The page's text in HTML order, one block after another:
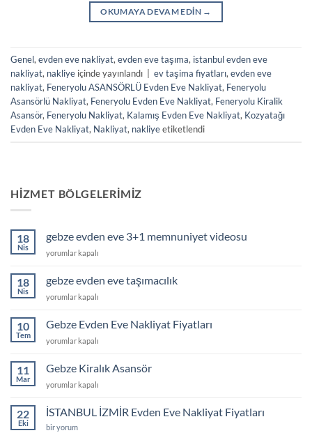
OKUMAYA DEVAM EDIN →
Genel, evden eve nakliyat, evden eve taşıma, istanbul evden eve
nakliyat, nakliye içinde yayınlandı ev taşima fiyatları, evden eve
nakliyat, Feneryolu ASANSÖRLÜ Evden Eve Nakliyat, Feneryolu
Asansörlü Nakliyat, Feneryolu Evden Eve Nakliyat, Feneryolu Kiralik
Asansör, Feneryolu Nakliyat, Kalamış Evden Eve Nakliyat, Kozyatağı
Evden Eve Nakliyat, Nakliyat, nakliyeetiketlendi
HIZMET BÖLGELERIMIZ
18
Nis
gebze evden eve 3+1 memnuniyet videosu
gebze
3+1
memnuniyet
için
yorumlar kapalı
18
Nis
gebze evden eve taşımacılık
gebze
eve
için
yorumlar kapalı
10
Tem
Gebze Evden Eve Nakliyat Fiyatları
Gebze
Eve
Fiyatları
yorumlar kapalı
11
Mar
Gebze Kiralık Asansör
Gebze
Asansör
yorumlar kapalı
22
Eki
İSTANBUL İZMİR Evden Eve Nakliyat Fiyatları
İSTANBUL
bir yorum